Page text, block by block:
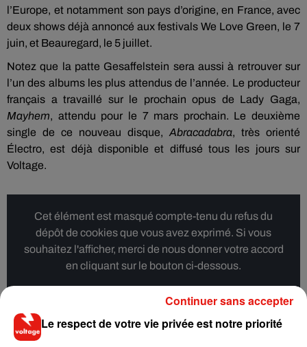
l’Europe, et notamment son pays d’origine, en France, avec
deux shows déjà annoncé aux festivals We Love Green, le 7
juin, et Beauregard, le 5 juillet.
Notez que la patte Gesaffelstein sera aussi à retrouver sur
l’un des albums les plus attendus de l’année. Le producteur
français a travaillé sur le prochain opus de Lady Gaga,
Mayhem, attendu pour le 7 mars prochain. Le deuxième
single de ce nouveau disque, Abracadabra, très orienté
Électro, est déjà disponible et diffusé tous les jours sur
Voltage.
Cet élément est masqué compte-tenu du refus du
dépôt de cookies que vous avez exprimé. Si vous
souhaitez l'afficher, merci de nous donner votre accord
en cliquant sur le bouton ci-dessous.
Afficher l'élément
Le respect de votre vie privée est notre priorité
Continuer sans accepter